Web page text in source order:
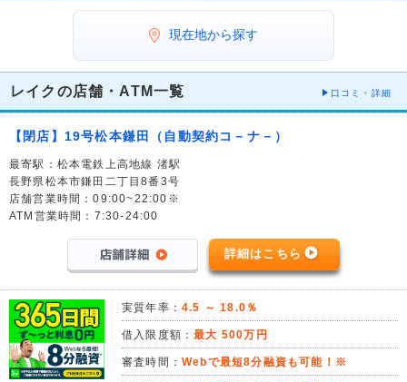
現在地から探す
レイクの店舗・ATM一覧 口コミ・詳細
【閉店】19号松本鎌田（自動契約コ－ナ－）
最寄駅：松本電鉄上高地線 渚駅
長野県松本市鎌田二丁目8番3号
店舗営業時間：09:00~22:00※
ATM営業時間：7:30-24:00
詳細はこちら
実質年率： 4.5 ～ 18.0％
借入限度額：最大 500万円
審査時間： Webで最短8分融資も可能！※